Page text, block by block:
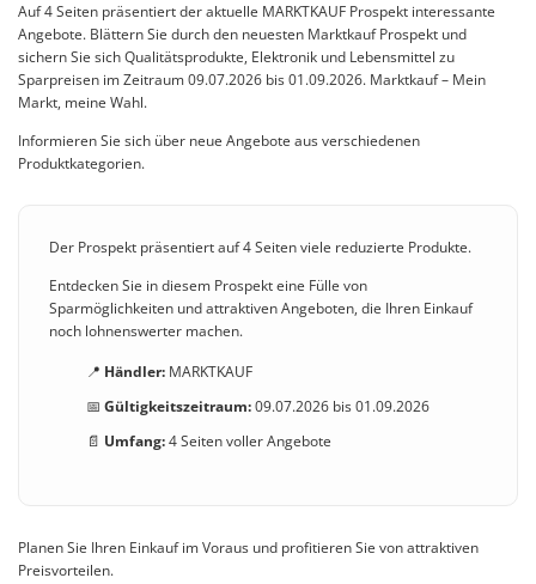
Auf 4 Seiten präsentiert der aktuelle MARKTKAUF Prospekt interessante
Angebote. Blättern Sie durch den neuesten Marktkauf Prospekt und
sichern Sie sich Qualitätsprodukte, Elektronik und Lebensmittel zu
Sparpreisen im Zeitraum 09.07.2026 bis 01.09.2026. Marktkauf – Mein
Markt, meine Wahl.
Informieren Sie sich über neue Angebote aus verschiedenen
Produktkategorien.
Der Prospekt präsentiert auf 4 Seiten viele reduzierte Produkte.
Entdecken Sie in diesem Prospekt eine Fülle von
Sparmöglichkeiten und attraktiven Angeboten, die Ihren Einkauf
noch lohnenswerter machen.
📍 Händler:MARKTKAUF
📅 Gültigkeitszeitraum:09.07.2026 bis 01.09.2026
📄 Umfang:4 Seiten voller Angebote
Planen Sie Ihren Einkauf im Voraus und profitieren Sie von attraktiven
Preisvorteilen.